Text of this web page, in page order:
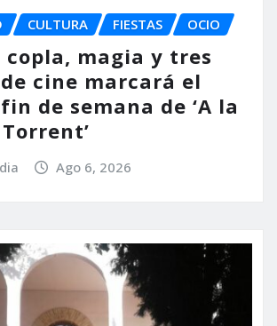
CULTURA FIESTAS OCIO
magia y tres
cine marcará el
de semana de ‘A la
Ago 6, 2026